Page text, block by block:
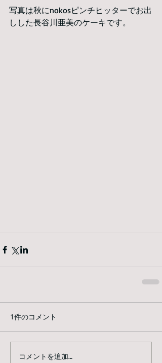
写真は秋にnokosピンチヒッターでお出
しした長谷川亜美のケーキです。
1件のコメント
コメントを追加…